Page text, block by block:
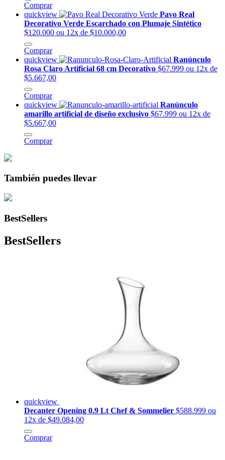
Comprar
quickview
Pavo Real
Decorativo Verde Escarchado con Plumaje Sintético
$120.000 ou 12x de $10.000,00
Comprar
quickview
Ranúnculo
Rosa Claro Artificial 68 cm Decorativo $67.999 ou 12x de
$5.667,00
Comprar
quickview
Ranúnculo
amarillo artificial de diseño exclusivo $67.999 ou 12x de
$5.667,00
Comprar
También puedes llevar
BestSellers
BestSellers
quickview
Decanter Opening 0.9 Lt Chef & Sommelier $588.999 ou
12x de $49.084,00
Comprar